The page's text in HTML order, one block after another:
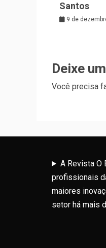
Santos
9 de
Deixe
Você precisa
A Revista O
profissionais
maiores
setor há mais